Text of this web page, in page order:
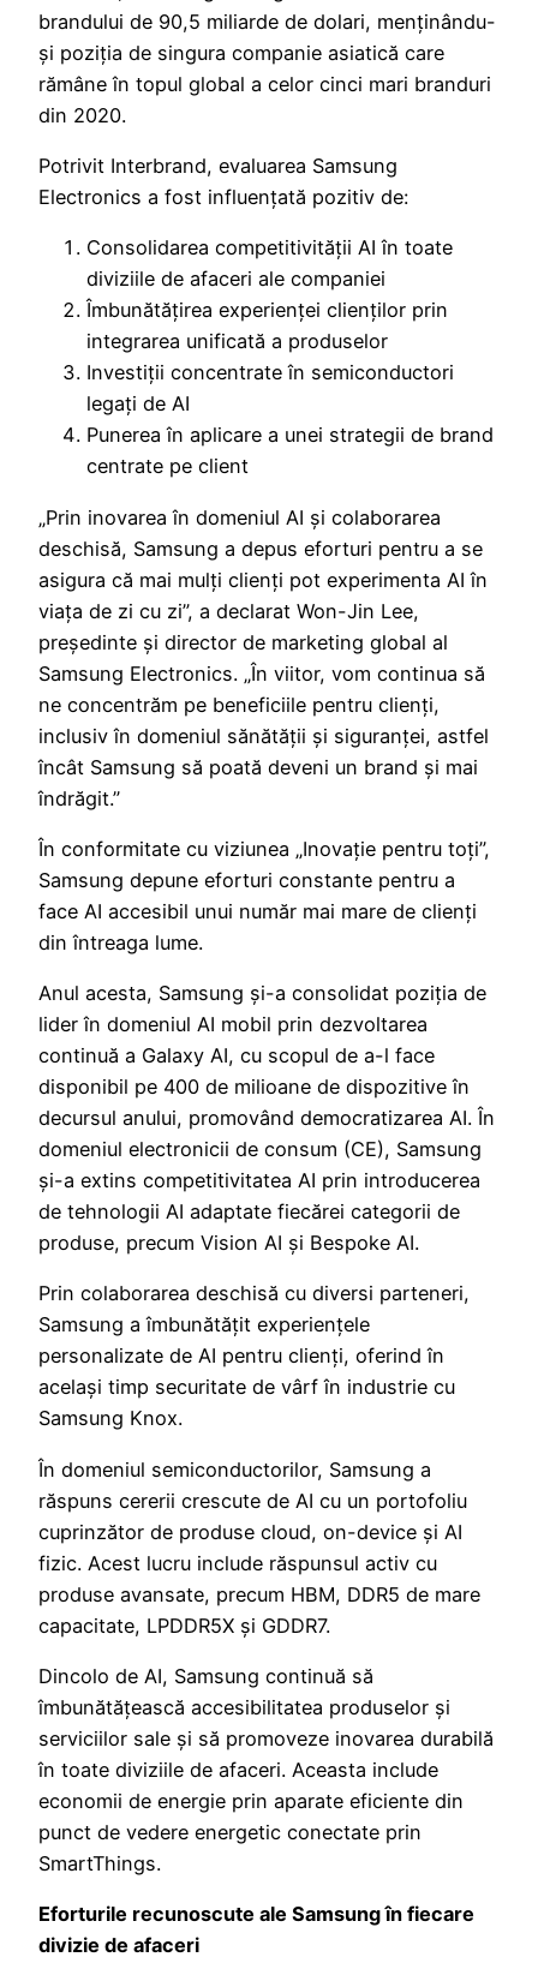
brandului de 90,5 miliarde de dolari, menținându-
și poziția de singura companie asiatică care
rămâne în topul global a celor cinci mari branduri
din 2020.
Potrivit Interbrand, evaluarea Samsung
Electronics a fost influențată pozitiv de:
Consolidarea competitivității AI în toate
diviziile de afaceri ale companiei
Îmbunătățirea experienței clienților prin
integrarea unificată a produselor
Investiții concentrate în semiconductori
legați de AI
Punerea în aplicare a unei strategii de brand
centrate pe client
„Prin inovarea în domeniul AI și colaborarea
deschisă, Samsung a depus eforturi pentru a se
asigura că mai mulți clienți pot experimenta AI în
viața de zi cu zi”, a declarat Won-Jin Lee,
președinte și director de marketing global al
Samsung Electronics. „În viitor, vom continua să
ne concentrăm pe beneficiile pentru clienți,
inclusiv în domeniul sănătății și siguranței, astfel
încât Samsung să poată deveni un brand și mai
îndrăgit.”
În conformitate cu viziunea „Inovație pentru toți”,
Samsung depune eforturi constante pentru a
face AI accesibil unui număr mai mare de clienți
din întreaga lume.
Anul acesta, Samsung și-a consolidat poziția de
lider în domeniul AI mobil prin dezvoltarea
continuă a Galaxy AI, cu scopul de a-l face
disponibil pe 400 de milioane de dispozitive în
decursul anului, promovând democratizarea AI. În
domeniul electronicii de consum (CE), Samsung
și-a extins competitivitatea AI prin introducerea
de tehnologii AI adaptate fiecărei categorii de
produse, precum Vision AI și Bespoke AI.
Prin colaborarea deschisă cu diversi parteneri,
Samsung a îmbunătățit experiențele
personalizate de AI pentru clienți, oferind în
același timp securitate de vârf în industrie cu
Samsung Knox.
În domeniul semiconductorilor, Samsung a
răspuns cererii crescute de AI cu un portofoliu
cuprinzător de produse cloud, on-device și AI
fizic. Acest lucru include răspunsul activ cu
produse avansate, precum HBM, DDR5 de mare
capacitate, LPDDR5X și GDDR7.
Dincolo de AI, Samsung continuă să
îmbunătățească accesibilitatea produselor și
serviciilor sale și să promoveze inovarea durabilă
în toate diviziile de afaceri. Aceasta include
economii de energie prin aparate eficiente din
punct de vedere energetic conectate prin
SmartThings.
Eforturile recunoscute ale Samsung în fiecare
divizie de afaceri